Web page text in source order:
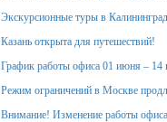
Экскурсионные туры в
Казань открыта для путешествий!
График работы офиса 01 июня – 14
Режим ограничений в Москве
Внимание! Изменение работы